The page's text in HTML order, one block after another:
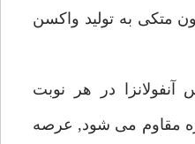
متكى به توليد واكسن
در هر نوبت
مقاوم مى شود, عرصه